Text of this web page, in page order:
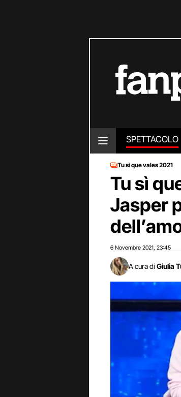
SPETTACOLO
Tu sì que vales 2021
Tu sì
Jasper
6 Novembre 2021 23:45
A cura di Giulia